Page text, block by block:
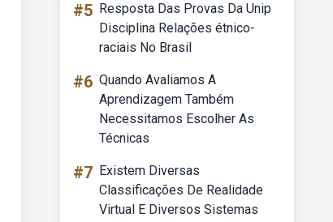
#5 Resposta Das Provas Da Unip
Disciplina Relações étnico-
raciais No Brasil
#6 Quando Avaliamos A
Aprendizagem Também
Necessitamos Escolher As
Técnicas
#7 Existem Diversas
Classificações De Realidade
Virtual E Diversos Sistemas